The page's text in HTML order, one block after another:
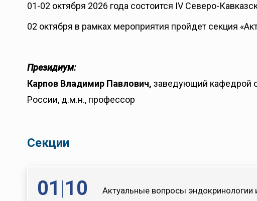
01-02 октября 2026 года состоится IV Северо-
02 октября в рамках мероприятия пройдет секция
Президиум:
Карпов Владимир Павлович, заведующий кафедрой
России, д.м.н., профессор
Секции
01 |10
Актуальные вопросы эндокринологии